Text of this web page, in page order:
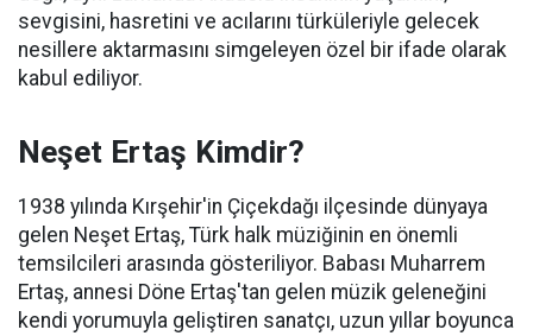
sevgisini, hasretini ve acılarını türküleriyle gelecek
nesillere aktarmasını simgeleyen özel bir ifade olarak
kabul ediliyor.
Neşet Ertaş Kimdir?
1938 yılında Kırşehir'in Çiçekdağı ilçesinde dünyaya
gelen Neşet Ertaş, Türk halk müziğinin en önemli
temsilcileri arasında gösteriliyor. Babası Muharrem
Ertaş, annesi Döne Ertaş'tan gelen müzik geleneğini
kendi yorumuyla geliştiren sanatçı, uzun yıllar boyunca